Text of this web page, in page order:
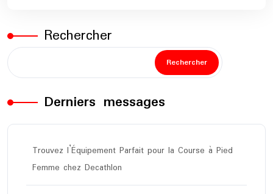
Rechercher
Rechercher
Derniers messages
Trouvez l’Équipement Parfait pour la Course à Pied
Femme chez Decathlon